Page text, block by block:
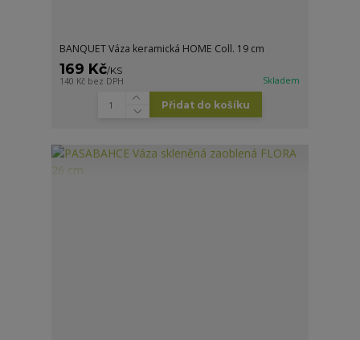
BANQUET Váza keramická HOME Coll. 19 cm
169 Kč/KS
140 Kč bez DPH Skladem
Přidat do košíku